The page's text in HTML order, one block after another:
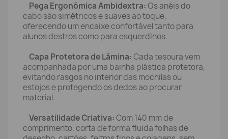
Pega Ergonómica Ambidextra:Os anéis do
cabo são simétricos e suaves ao toque,
oferecendo um encaixe confortável tanto para
alunos destros como para esquerdinos.
Capa Protetora de Lâmina:Cada tesoura vem
acompanhada por uma bainha plástica protetora,
evitando rasgos no interior das mochilas ou
estojos e protegendo os dedos ao procurar
material.
Versatilidade Criativa:Com 140 mm de
comprimento, corta de forma fluida folhas de